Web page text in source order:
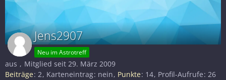
Jens2907
Neu im Astrotreff
aus
Mitglied seit 29. März 2009
Beiträge 2 Karteneintrag nein Punkte 14 Profil-Aufrufe 26